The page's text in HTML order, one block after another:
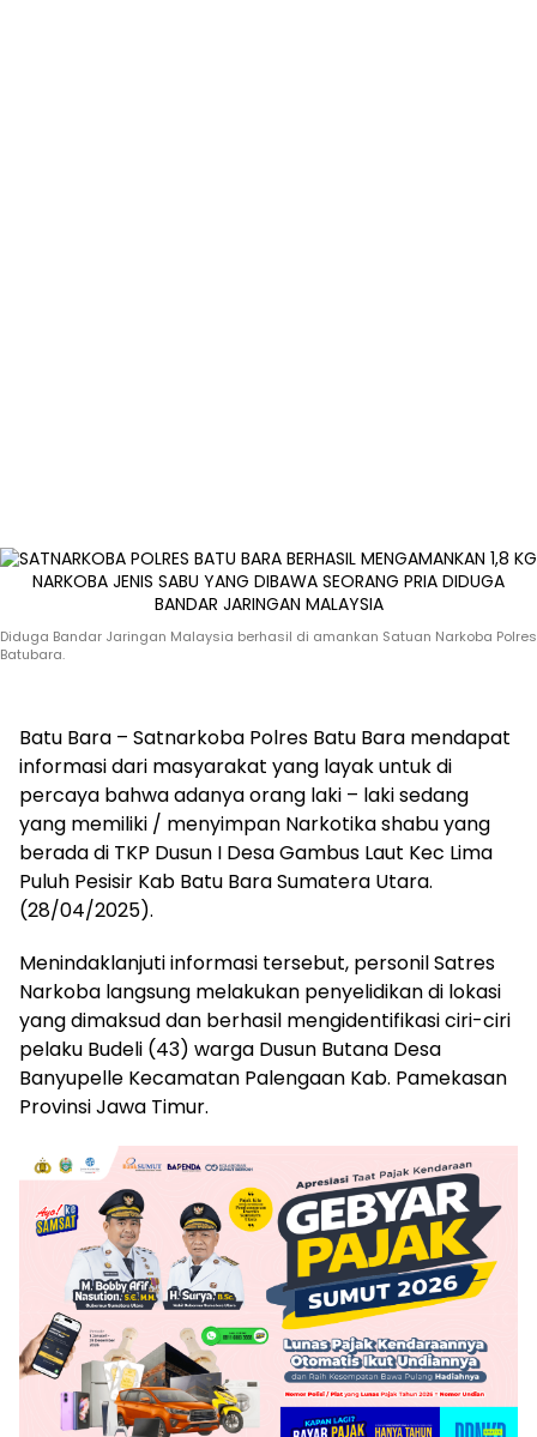
Diduga Bandar Jaringan Malaysia berhasil di amankan Satuan Narkoba Polres
Batubara.
Batu Bara – Satnarkoba Polres Batu Bara mendapat
informasi dari masyarakat yang layak untuk di
percaya bahwa adanya orang laki – laki sedang
yang memiliki / menyimpan Narkotika shabu yang
berada di TKP Dusun I Desa Gambus Laut Kec Lima
Puluh Pesisir Kab Batu Bara Sumatera Utara.
(28/04/2025).
Menindaklanjuti informasi tersebut, personil Satres
Narkoba langsung melakukan penyelidikan di lokasi
yang dimaksud dan berhasil mengidentifikasi ciri-ciri
pelaku Budeli (43) warga Dusun Butana Desa
Banyupelle Kecamatan Palengaan Kab. Pamekasan
Provinsi Jawa Timur.